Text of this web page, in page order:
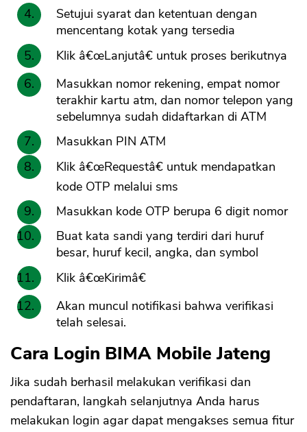
Setujui syarat dan ketentuan dengan
mencentang kotak yang tersedia
Klik â€œLanjutâ€ untuk proses berikutnya
Masukkan nomor rekening, empat nomor
terakhir kartu atm, dan nomor telepon yang
sebelumnya sudah didaftarkan di ATM
Masukkan PIN ATM
Klik â€œRequestâ€ untuk mendapatkan
kode OTP melalui sms
Masukkan kode OTP berupa 6 digit nomor
Buat kata sandi yang terdiri dari huruf
besar, huruf kecil, angka, dan symbol
Klik â€œKirimâ€
Akan muncul notifikasi bahwa verifikasi
telah selesai.
Cara Login BIMA Mobile Jateng
Jika sudah berhasil melakukan verifikasi dan
pendaftaran, langkah selanjutnya Anda harus
melakukan login agar dapat mengakses semua fitur